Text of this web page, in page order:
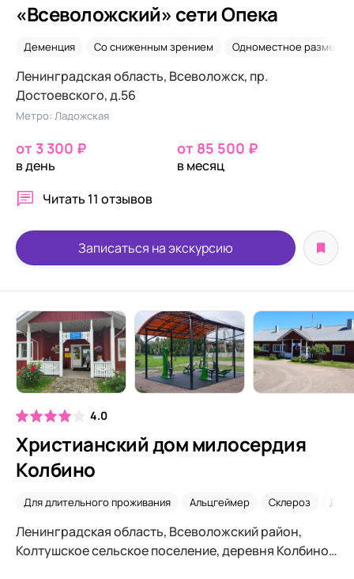
«Всеволожский» сети Опека
Деменция Со сниженным зрением Одноместное
Ленинградская область, Всеволожск, пр.
Достоевского, д.56
Метро: Ладожская
от 3 300 ₽
в день
от 85 500 ₽
в месяц
Читать 11 отзывов
Записаться на экскурсию
4.0
Христианский дом милосердия
Колбино
Для длительного проживания Альцгеймер Склероз
Ленинградская область, Всеволожский район,
Колтушское сельское поселение, деревня Колбино,